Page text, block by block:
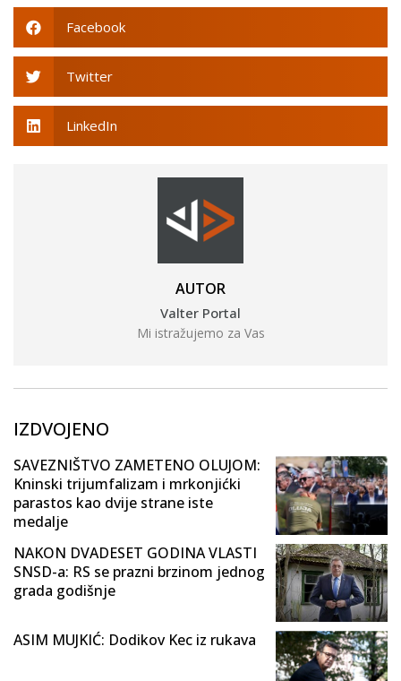
Facebook
Twitter
LinkedIn
AUTOR
Valter Portal
Mi istražujemo za Vas
IZDVOJENO
SAVEZNIŠTVO ZAMETENO OLUJOM:
Kninski trijumfalizam i mrkonjićki
parastos kao dvije strane iste
medalje
NAKON DVADESET GODINA VLASTI
SNSD-a: RS se prazni brzinom jednog
grada godišnje
ASIM MUJKIĆ: Dodikov Kec iz rukava